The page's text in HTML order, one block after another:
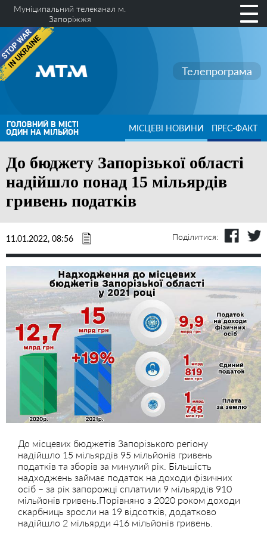
Муніципальний телеканал м.
Запоріжжя
Телепрограма
ГОЛОВНИЙ В МІСТІ
ОДИН НА МІЛЬЙОН МІСЦЕВІ НОВИНИ ПРЕС-ФАКТ
До бюджету Запорізької області
надійшло понад 15 мільярдів
гривень податків
11.01.2022, 08:56 Поділитися:
До місцевих бюджетів Запорізького регіону
надійшло 15 мільярдів 95 мільйонів гривень
податків та зборів за минулий рік. Більшість
надходжень займає податок на доходи фізичних
осіб – за рік запорожці сплатили 9 мільярдів 910
мільйонів гривень.Порівняно з 2020 роком доходи
скарбниць зросли на 19 відсотків, додатково
надійшло 2 мільярди 416 мільйонів гривень.